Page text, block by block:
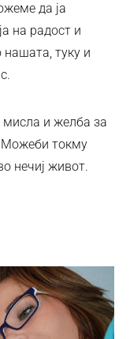
да ја
на радост и
нашата, туку и
мисла и желба за
Можеби токму
нечиј живот.